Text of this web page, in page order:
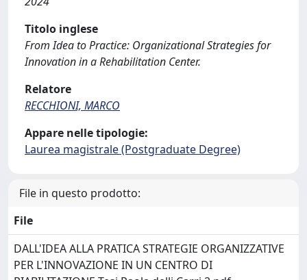
Titolo inglese
From Idea to Practice: Organizational Strategies for
Innovation in a Rehabilitation Center.
Relatore
RECCHIONI, MARCO
Appare nelle tipologie:
Laurea magistrale (Postgraduate Degree)
File in questo prodotto:
File
DALL'IDEA ALLA PRATICA STRATEGIE ORGANIZZATIVE
PER L'INNOVAZIONE IN UN CENTRO DI